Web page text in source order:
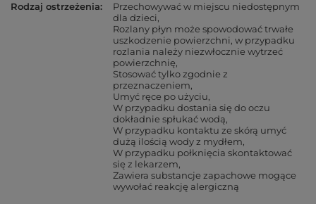
Rodzaj ostrzeżenia
Przechowywać w miejscu niedostępnym
dla dzieci
Rozlany płyn może spowodować trwałe
uszkodzenie powierzchni, w przypadku
rozlania należy niezwłocznie wytrzeć
powierzchnię
Stosować tylko zgodnie z
przeznaczeniem
Umyć ręce po użyciu
W przypadku dostania się do oczu
dokładnie spłukać wodą
W przypadku kontaktu ze skórą umyć
dużą ilością wody z mydłem
W przypadku połknięcia skontaktować
się z lekarzem
Zawiera substancje zapachowe mogące
wywołać reakcję alergiczną